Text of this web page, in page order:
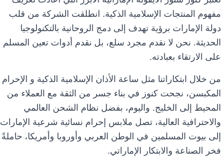
مفهوم المنتجات الإسلامية الذكية. انطلقت الشركة من قلب
دولة الإمارات برؤية تهدف إلى دمج الروحانية بالتكنولوجيا
الحديثة. نحن لا نقدم مجرد سلع، بل نقدم أدوات تعين المسلم
على الارتقاء بعبادته.
من خلال ابتكاراتنا مثل ساعة الأذان الإسلامية الذكية و الإحرام
المكبسن، نجحت كنوز في بناء جسر من الثقة مع العملاء من
المحيط إلى الخليج. واليوم، بفضل نظام الشحن العالمي
والاحترافية العالية، تصل ملابس إحرام نسائية شرعية الإمارات
إلى بيوت المسلمين في الوطن العربي وأوروبا وأمريكا، حاملةً
فخر الصناعة والابتكار الإماراتي.